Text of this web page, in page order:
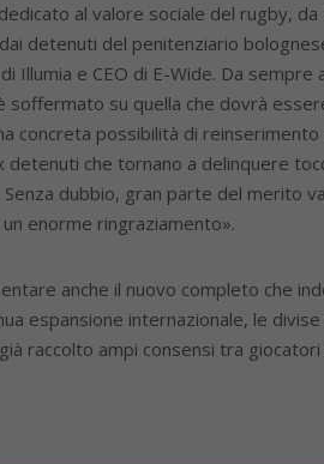
al valore sociale del rugby,
detenuti del penitenziario
Illumia e CEO di E-Wide. Da
soffermato su quella che dovrà
concreta possibilità di
che tornano a delinquere
dubbio, gran parte del merito
enorme ringraziamento».
anche il nuovo completo che
espansione internazionale, le
raccolto ampi consensi tra